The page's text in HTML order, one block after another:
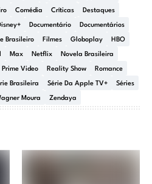
Comédia Críticas Destaques
Documentário Documentários
Brasileiro Filmes Globoplay HBO
Max Netflix Novela Brasileira
Prime Video Reality Show Romance
Brasileira Série Da Apple TV+ Séries
Moura Zendaya